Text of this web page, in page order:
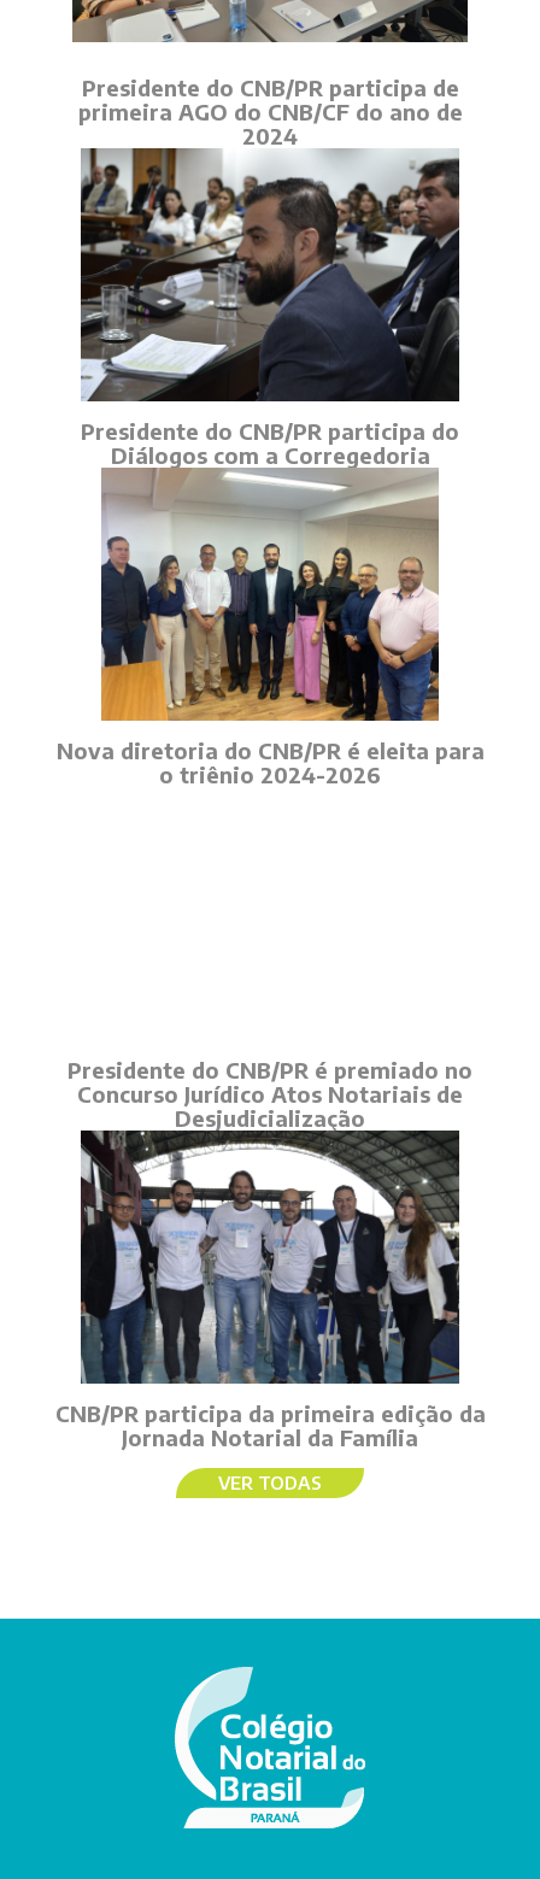
Presidente do CNB/PR participa de
primeira AGO do CNB/CF do ano de
2024
Presidente do CNB/PR participa do
Diálogos com a Corregedoria
Nova diretoria do CNB/PR é eleita para
o triênio 2024-2026
Presidente do CNB/PR é premiado no
Concurso Jurídico Atos Notariais de
Desjudicialização
CNB/PR participa da primeira edição da
Jornada Notarial da Família
VER TODAS